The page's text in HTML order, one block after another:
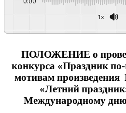
1x
ПОЛОЖЕНИЕ о
конкурса «Праздник по-
мотивам произведения
«Летний
Международному